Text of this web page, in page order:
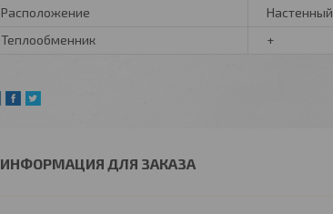
Расположение
Настенный
Теплообменник
+
ИНФОРМАЦИЯ ДЛЯ ЗАКАЗА